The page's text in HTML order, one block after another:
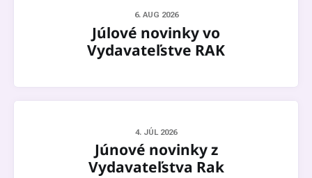
6. AUG 2026
Júlové novinky vo
Vydavateľstve RAK
4. JÚL 2026
Júnové novinky z
Vydavateľstva Rak